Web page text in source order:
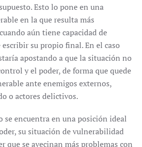
Esto lo pone en una
en la que resulta más
aún tiene capacidad de
su propio final. En el caso
apostando a que la situación no
y el poder, de forma que quede
ante enemigos externos,
o actores delictivos.
se encuentra en una posición ideal
su situación de vulnerabilidad
que se avecinan más problemas con